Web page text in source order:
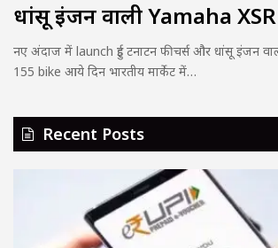
धांसू इंजन वाली Yamaha
नए अंदाज में launch हुई टनाटन फीचर्स और धांसू इंजन
155 bike आये दिन भारतीय मार्केट में…
Recent Posts